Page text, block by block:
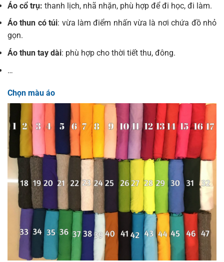
Áo cổ trụ: thanh lịch, nhã nhặn, phù hợp để đi học, đi làm.
Áo thun có túi: vừa làm điểm nhấn vừa là nơi chứa đồ nhỏ
gọn.
Áo thun tay dài: phù hợp cho thời tiết thu, đông.
…
Chọn màu áo